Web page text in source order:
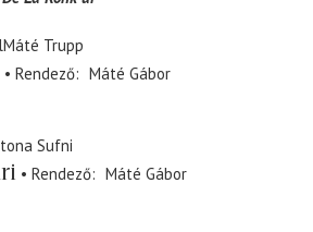
Trupp
Rendező
Máté Gábor
Sufni
Rendező
Máté Gábor